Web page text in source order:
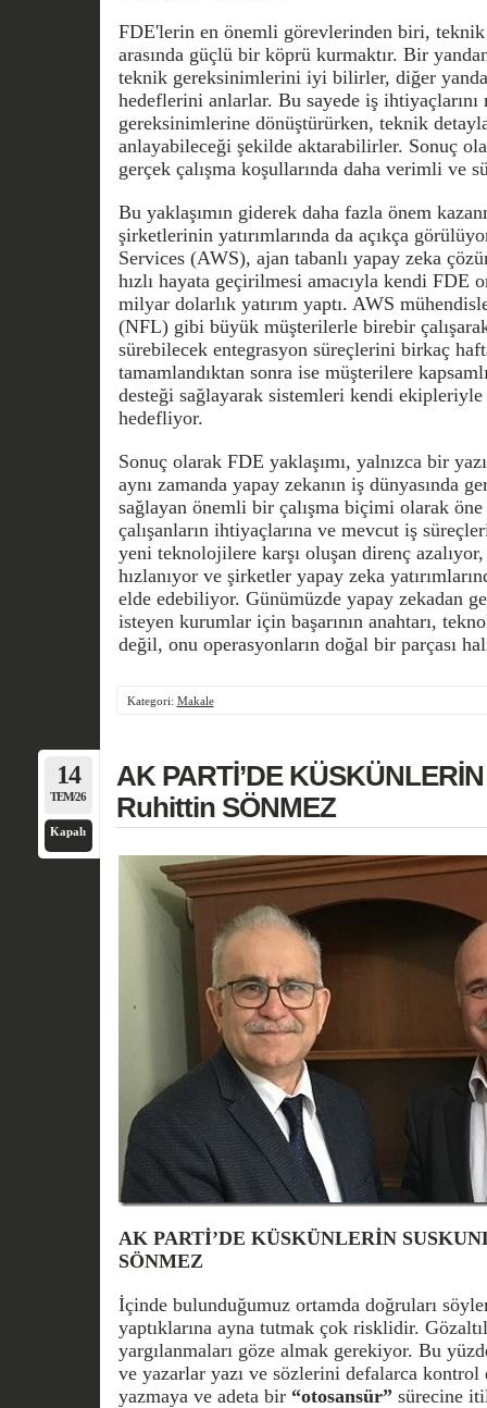
FDE'lerin en önemli görevlerinden biri,
arasında güçlü bir köprü kurmaktır. Bir
teknik gereksinimlerini iyi bilirler, diğer
hedeflerini anlarlar. Bu sayede iş ihtiyaçlarını
gereksinimlerine dönüştürürken, teknik
anlayabileceği şekilde aktarabilirler. Sonuç
gerçek çalışma koşullarında daha verimli ve
Bu yaklaşımın giderek daha fazla önem
şirketlerinin yatırımlarında da açıkça
Services (AWS), ajan tabanlı yapay zeka
hızlı hayata geçirilmesi amacıyla kendi FDE
milyar dolarlık yatırım yaptı. AWS
(NFL) gibi büyük müşterilerle birebir
sürebilecek entegrasyon süreçlerini birkaç
tamamlandıktan sonra ise müşterilere
desteği sağlayarak sistemleri kendi
hedefliyor.
Sonuç olarak FDE yaklaşımı, yalnızca bir
aynı zamanda yapay zekanın iş dünyasında
sağlayan önemli bir çalışma biçimi olarak
çalışanların ihtiyaçlarına ve mevcut iş
yeni teknolojilere karşı oluşan direnç
hızlanıyor ve şirketler yapay zeka
elde edebiliyor. Günümüzde yapay zekadan
isteyen kurumlar için başarının anahtarı,
değil, onu operasyonların doğal bir parçası
Kategori: Makale
14
TEM/26
Kapalı
AK PARTİ’DE
Ruhittin SÖNMEZ
AK PARTİ’DE KÜSKÜNLERİN
SÖNMEZ
İçinde bulunduğumuz ortamda doğruları
yaptıklarına ayna tutmak çok risklidir.
yargılanmaları göze almak gerekiyor. Bu
ve yazarlar yazı ve sözlerini defalarca kontrol
yazmaya ve adeta bir “otosansür” sürecine